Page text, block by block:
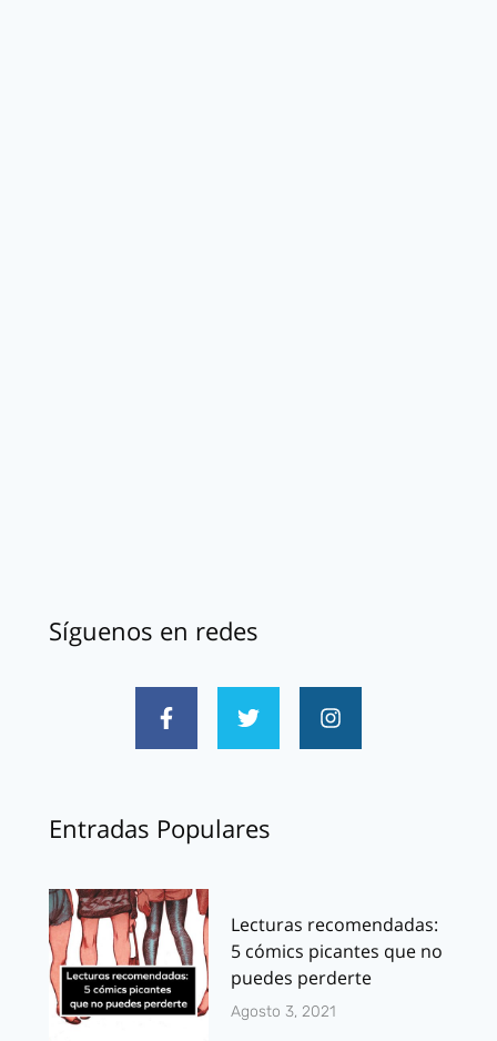
Síguenos en redes
Entradas Populares
Lecturas recomendadas:
5 cómics picantes que no
puedes perderte
Agosto 3, 2021